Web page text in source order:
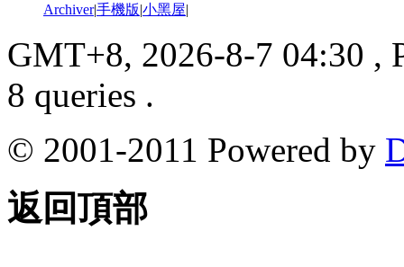
Archiver|手機版|小黑屋|
GMT+8, 2026-8-7 04:30 ,
8 queries .
© 2001-2011 Powered by
返回頂部